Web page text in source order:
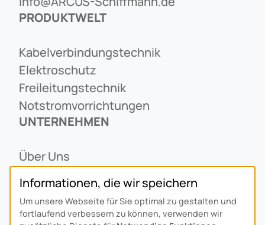
PRODUKTWELT
Kabelverbindungstechnik
Elektroschutz
Freileitungstechnik
Notstromvorrichtungen
UNTERNEHMEN
Über Uns
Alois Schiffmann Stiftung
Allgemeine Lieferbedingungen
Informationen, die wir speichern
Um unsere Webseite für Sie optimal zu gestalten und
fortlaufend verbessern zu können, verwenden wir